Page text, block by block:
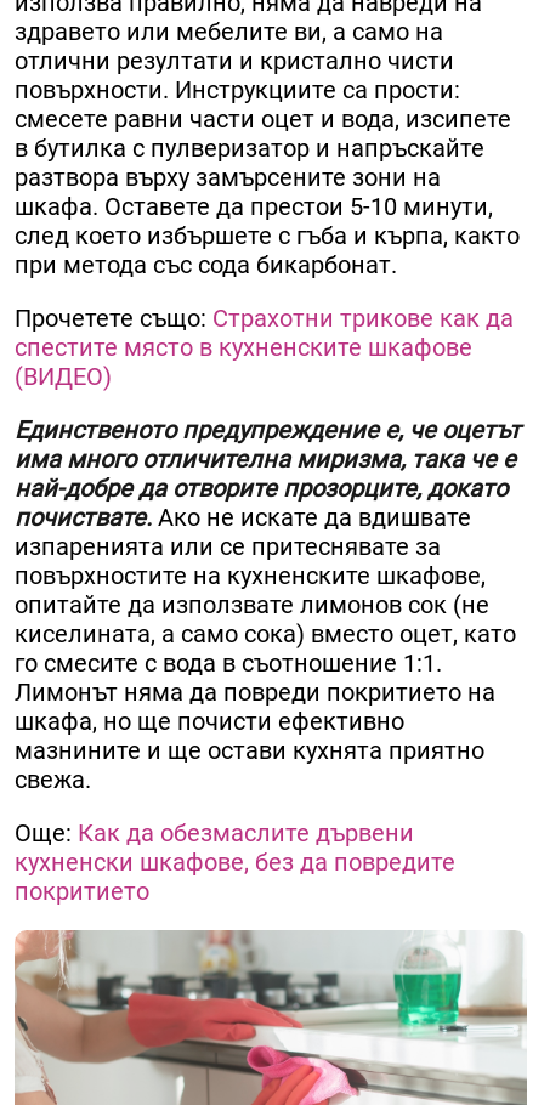
здравето или мебелите ви, а само на
отлични резултати и кристално чисти
повърхности. Инструкциите са прости:
смесете равни части оцет и вода, изсипете
в бутилка с пулверизатор и напръскайте
разтвора върху замърсените зони на
шкафа. Оставете да престои 5-10 минути,
след което избършете с гъба и кърпа, както
при метода със сода бикарбонат.
Прочетете също: Страхотни трикове как да
спестите място в кухненските шкафове
(ВИДЕО)
Единственото предупреждение е, че оцетът
има много отличителна миризма, така че е
най-добре да отворите прозорците, докато
почиствате. Ако не искате да вдишвате
изпаренията или се притеснявате за
повърхностите на кухненските шкафове,
опитайте да използвате лимонов сок (не
киселината, а само сока) вместо оцет, като
го смесите с вода в съотношение 1:1.
Лимонът няма да повреди покритието на
шкафа, но ще почисти ефективно
мазнините и ще остави кухнята приятно
свежа.
Още: Как да обезмаслите дървени
кухненски шкафове, без да повредите
покритието